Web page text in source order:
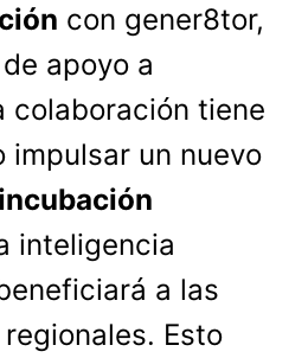
con gener8tor,
apoyo a
colaboración tiene
impulsar un nuevo
incubación
inteligencia
a las
Esto